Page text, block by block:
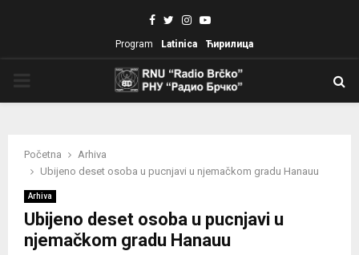
Facebook
TwitterInstagram
Youtube
Program Latinica Ћирилица
Početna
Arhiva
Ubijeno deset osoba u pucnjavi u njemačkom gradu Hanauu
Arhiva
Ubijeno deset osoba u pucnjavi u
njemačkom gradu Hanauu